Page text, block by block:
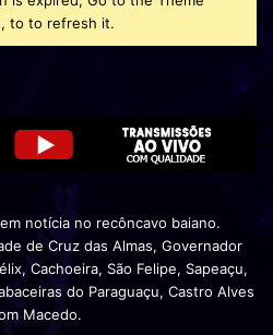
to to refresh it.
notícia no recôncavo baiano.
de Cruz das Almas, Governador
Cachoeira, São Felipe, Sapeaçu,
do Paraguaçu, Castro Alves
Macedo.